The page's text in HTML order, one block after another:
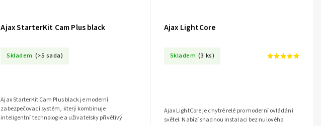
Ajax StarterKit Cam Plus black
Skladem (>5 sada)
Ajax StarterKit Cam Plus black je moderní
zabezpečovací systém, který kombinuje
inteligentní technologie a uživatelsky přívětivý
Ajax LightCore
Skladem (3 ks)
Ajax LightCore je chytré relé pro moderní ovládání
světel. Nabízí snadnou instalaci bez nulového